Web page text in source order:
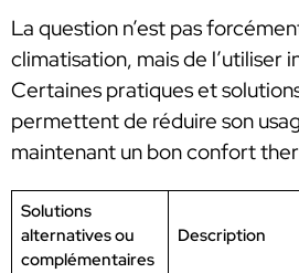
La question n’est pas
climatisation, mais de l’utiliser
Certaines pratiques et
permettent de réduire son
maintenant un bon confort
Solutions
alternatives ou
complémentaires
Description